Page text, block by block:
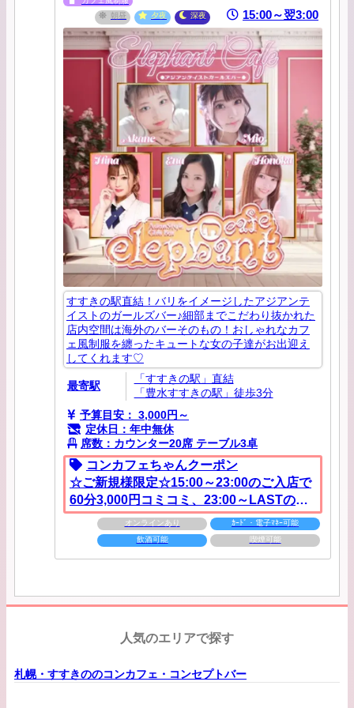
朝昼
夕夜 深夜 15:00～翌3:00
すすきの駅直結！バリをイメージしたアジアンテ
イストのガールズバー♪細部までこだわり抜かれた
店内空間は海外のバーそのもの！おしゃれなカフ
ェ風制服を纏ったキュートな女の子達がお出迎え
してくれます♡
最寄駅
「すすきの駅」直結
「豊水すすきの駅」徒歩3分
予算目安： 3,000円～
定休日：年中無休
席数：カウンター20席 テーブル3卓
コンカフェちゃんクーポン
☆ご新規様限定☆1​5​:​0​0​～​2​3​:​0​0​の​ご​入​店​で
60分3,000円コミコミ、2​3​:​0​0​～​L​A​S​T​の​ご​
入​店​で60分3,500円コミコミ！※ｶ​ﾞ​ｰ​ﾙ​ｽ​ﾞ​ﾄ​ﾞ​ﾘ​
ﾝ​ｸ​も​ｺ​ﾐ​♪
オンラインあり
ｶｰﾄﾞ・電子ﾏﾈｰ可能
飲酒可能
喫煙可能
人気のエリアで探す
札幌・すすきののコンカフェ・コンセプトバー